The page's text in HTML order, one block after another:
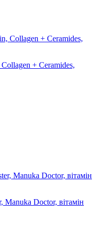
+ Ceramides,
Manuka Doctor, вітамін